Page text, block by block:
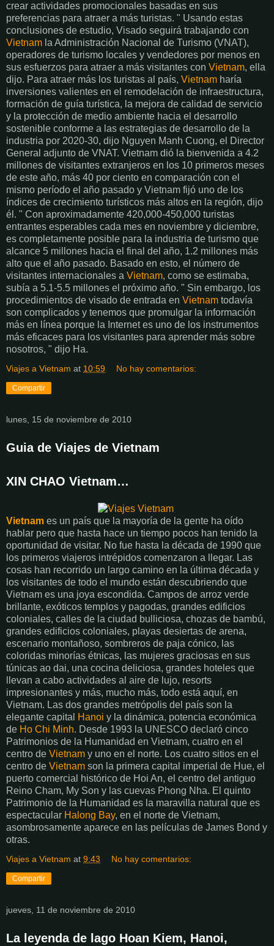
crear actividades promocionales basadas en sus
preferencias para atraer a más turistas. " Usando estas
conclusiones de estudio, Visado seguirá trabajando con
Vietnam la Administración Nacional de Turismo (VNAT),
operadores de turismo locales y vendedores por menos en
sus esfuerzos para atraer a más visitantes con Vietnam, ella
dijo. Para atraer más los turistas al país, Vietnam haría
inversiones valientes en el remodelación de infraestructura,
formación de guía turística, la mejora de calidad de servicio
y la protección de medio ambiente hacia el desarrollo
sostenible conforme a las estrategias de desarrollo de la
industria por 2020-30, dijo Nguyen Manh Cuong, el Director
General adjunto de VNAT. Vietnam dió la bienvenida a 4.2
millones de visitantes extranjeros en los 10 primeros meses
de este año, más 40 por ciento en comparación con el
mismo período el año pasado y Vietnam fijó uno de los
índices de crecimiento turísticos más altos en la región, dijo
él. " Con aproximadamente 420,000-450,000 turistas
entrantes esperables cada mes en noviembre y diciembre,
es completamente posible para la industria de turismo que
alcance 5 millones hacia el final del año, 1.2 millones más
alto que el año pasado. Basado en esto, el número de
visitantes internacionales a Vietnam, como se estimaba,
subía a 5.1-5.5 millones el próximo año. " Sin embargo, los
procedimientos de visado de entrada en Vietnam todavía
son complicados y tenemos que promulgar la información
más en línea porque la Internet es uno de los instrumentos
más eficaces para los visitantes para aprender más sobre
nosotros, " dijo Ha.
Viajes a Vietnam at 10:59 No hay comentarios:
Compartir
lunes, 15 de noviembre de 2010
Guia de Viajes de Vietnam
XIN CHAO Vietnam…
Vietnam es un país que la mayoría de la gente ha oído
hablar pero que hasta hace un tiempo pocos han tenido la
oportunidad de visitar. No fue hasta la década de 1990 que
los primeros viajeros intrépidos comenzaron a llegar. Las
cosas han recorrido un largo camino en la última década y
los visitantes de todo el mundo están descubriendo que
Vietnam es una joya escondida. Campos de arroz verde
brillante, exóticos templos y pagodas, grandes edificios
coloniales, calles de la ciudad bulliciosa, chozas de bambú,
grandes edificios coloniales, playas desiertas de arena,
escenario montañoso, sombreros de paja cónico, las
coloridas minorías étnicas, las mujeres graciosas en sus
túnicas ao dai, una cocina deliciosa, grandes hoteles que
llevan a cabo actividades al aire de lujo, resorts
impresionantes y más, mucho más, todo está aquí, en
Vietnam. Las dos grandes metrópolis del país son la
elegante capital
Hanoi y la dinámica, potencia económica
de Ho Chi Minh. Desde 1993 la UNESCO declaró cinco
Patrimonios de la Humanidad en Vietnam, cuatro en el
centro de Vietnam y uno en el norte. Los cuatro sitios en el
centro de Vietnam son la primera capital imperial de Hue, el
puerto comercial histórico de Hoi An, el centro del antiguo
Reino Cham, My Son y las cuevas Phong Nha. El quinto
Patrimonio de la Humanidad es la maravilla natural que es
espectacular Halong Bay, en el norte de Vietnam,
asombrosamente aparece en las películas de James Bond y
otras.
Viajes a Vietnam at 9:43 No hay comentarios:
Compartir
jueves, 11 de noviembre de 2010
La leyenda de lago Hoan Kiem, Hanoi,